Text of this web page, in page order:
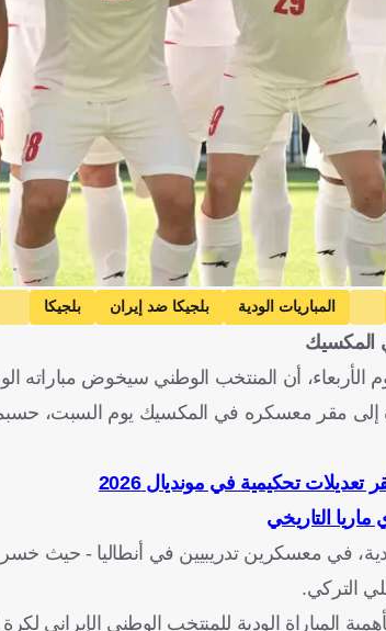
المباريات الودية بلجيكا ضد إيران بلجيكا
ضد جنوب أفريقيا
المتحدة الأمريكية إيران مالي بلجيكا
قدم
المكسيك
إلى مقر معسكره في ‌المكسيك يوم السبت،
تحكيمية في مونديال 2026
التاريخي
الإيراني 3 مباريات ودية، في معسكرين تدريبيين في
التركي.
المباراة الودية للمنتخب الوطني الإيراني